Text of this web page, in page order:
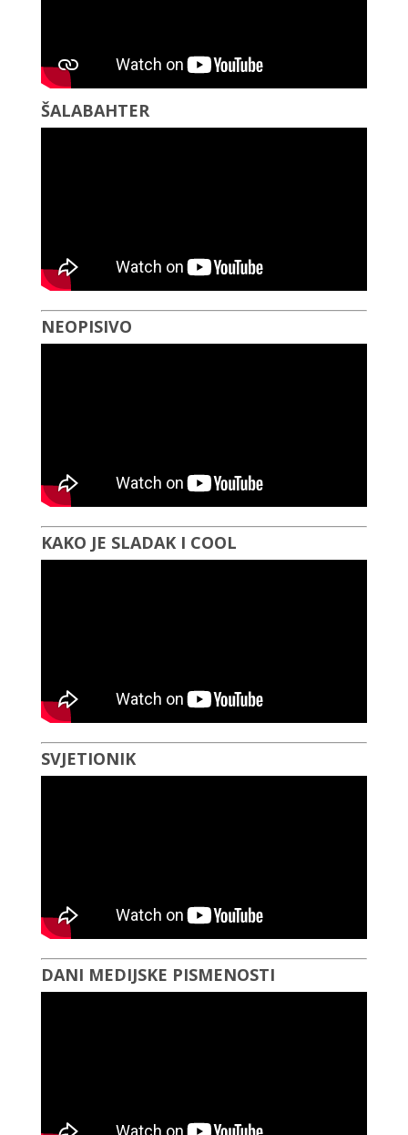
ŠALABAHTER
NEOPISIVO
KAKO JE SLADAK I COOL
SVJETIONIK
DANI MEDIJSKE PISMENOSTI